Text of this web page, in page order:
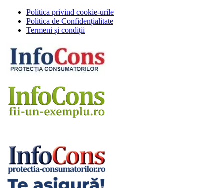
Politica privind cookie-urile
Politica de Confidențialitate
Termeni și condiții